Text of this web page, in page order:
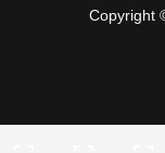
Copyright